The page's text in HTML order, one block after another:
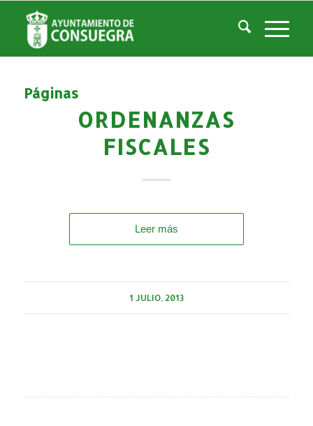
Listado de la etiqueta: Ordenanzas Fiscales
Usted está aquí: Inicio / Ordenanzas Fiscales
Páginas
ORDENANZAS
FISCALES
Leer más
1 JULIO, 2013